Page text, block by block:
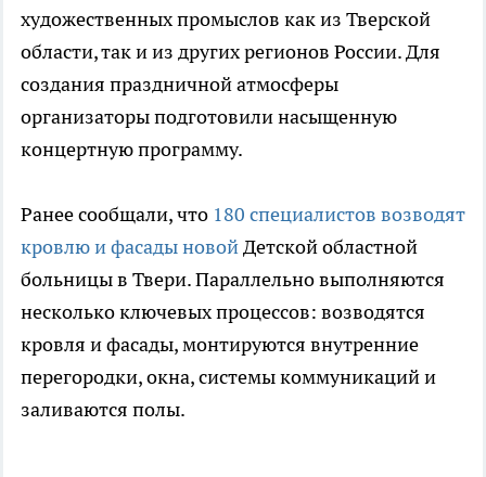
художественных промыслов как из Тверской
области, так и из других регионов России. Для
создания праздничной атмосферы
организаторы подготовили насыщенную
концертную программу.
Ранее сообщали, что 180 специалистов возводят
кровлю и фасады новойДетской областной
больницы в Твери. Параллельно выполняются
несколько ключевых процессов: возводятся
кровля и фасады, монтируются внутренние
перегородки, окна, системы коммуникаций и
заливаются полы.